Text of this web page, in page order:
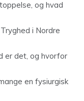
og hvad
i Nordre
er det, og hvorfor
en fysiurgisk